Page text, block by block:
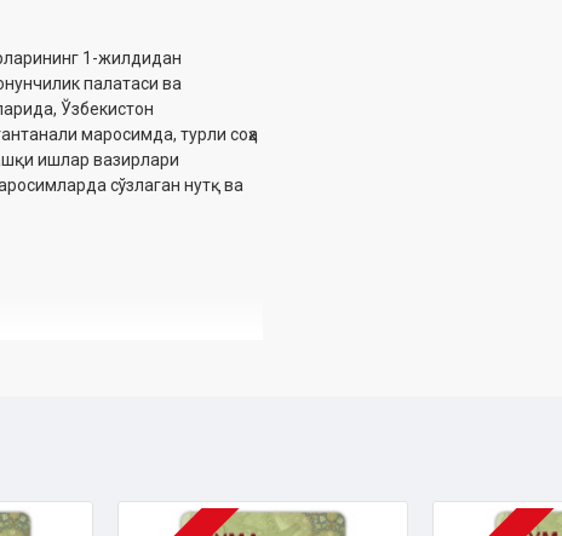
1-жилдидан
палатаси ва
Ўзбекистон
маросимда, турли соҳа
ишлар вазирлари
сўзлаган нутқ ва